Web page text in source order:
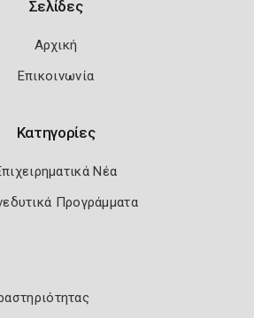
Σελίδες
Αρχική
Επικοινωνία
Κατηγορίες
Νέα
Προγράμματα